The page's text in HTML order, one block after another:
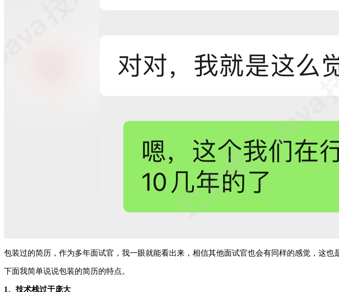
包装过的简历，作为多年面试官，我一眼就能看出来，相信其他面试官也会有同样的感觉，这也
下面我简单说说包装的简历的特点。
1、技术栈过于庞大